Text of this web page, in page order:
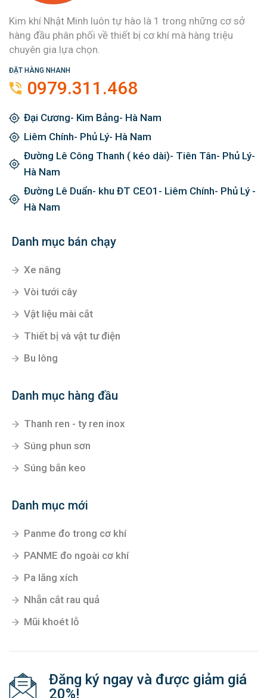
Kim khí Nhật Minh luôn tự hào là 1 trong những cơ sở
hàng đầu phân phối về thiết bị cơ khí mà hàng triệu
chuyên gia lựa chọn.
ĐẶT HÀNG NHANH
0979.311.468
Đại Cương- Kim Bảng- Hà Nam
Liêm Chính- Phủ Lý- Hà Nam
Đường Lê Công Thanh ( kéo dài)- Tiên Tân- Phủ Lý-
Hà Nam
Đường Lê Duẩn- khu ĐT CEO1- Liêm Chính- Phủ Lý -
Hà Nam
Danh mục bán chạy
Xe nâng
Vòi tưới cây
Vật liệu mài cắt
Thiết bị và vật tư điện
Bu lông
Danh mục hàng đầu
Thanh ren - ty ren inox
Súng phun sơn
Súng bắn keo
Danh mục mới
Panme đo trong cơ khí
PANME đo ngoài cơ khí
Pa lăng xích
Nhẵn cắt rau quả
Mũi khoét lỗ
Đăng ký ngay và được giảm giá
20%!